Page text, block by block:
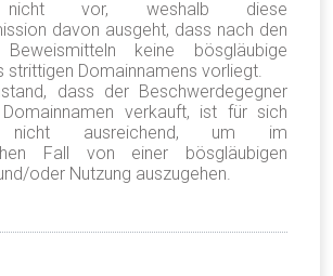
nicht vor, weshalb diese
davon ausgeht, dass nach den
Beweismitteln keine bösgläubige
strittigen Domainnamens vorliegt.
dass der Beschwerdegegner
verkauft, ist für sich
nicht ausreichend, um im
Fall von einer bösgläubigen
oder Nutzung auszugehen.